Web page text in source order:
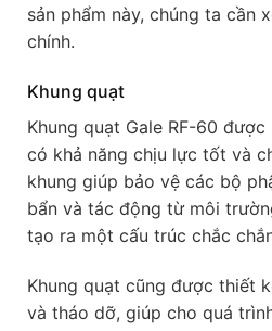
sản phẩm này, chúng ta cần
chính.
Khung quạt
Khung quạt Gale RF-60
có khả năng chịu lực tốt và
khung giúp bảo vệ các bộ
bẩn và tác động từ môi
tạo ra một cấu trúc chắc
Khung quạt cũng được thiết
và tháo dỡ, giúp cho quá